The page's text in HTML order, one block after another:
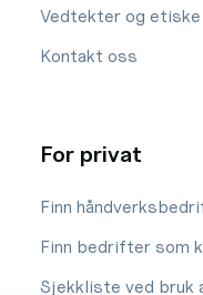
Vedtekter og
Kontakt oss
For privat
Finn
Finn bedrifter som
Sjekkliste ved bruk